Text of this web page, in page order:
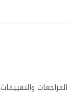
المراجعات والتقييمات